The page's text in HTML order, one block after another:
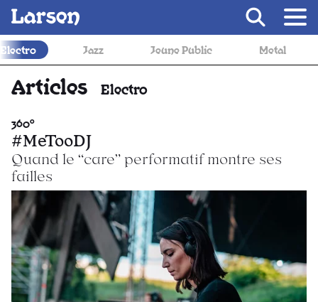
Jeune Public Metal Musique de film
Articles Electro
360°
#MeTooDJ
Quand le “care” performatif montre ses
failles